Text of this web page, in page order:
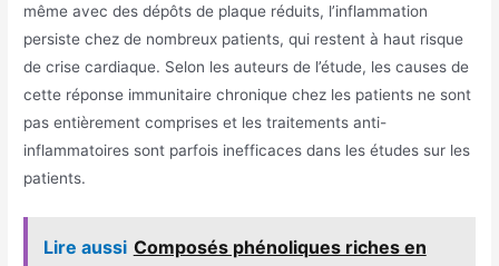
même avec des dépôts de plaque réduits, l’inflammation
persiste chez de nombreux patients, qui restent à haut risque
de crise cardiaque. Selon les auteurs de l’étude, les causes de
cette réponse immunitaire chronique chez les patients ne sont
pas entièrement comprises et les traitements anti-
inflammatoires sont parfois inefficaces dans les études sur les
patients.
Lire aussi Composés phénoliques riches en